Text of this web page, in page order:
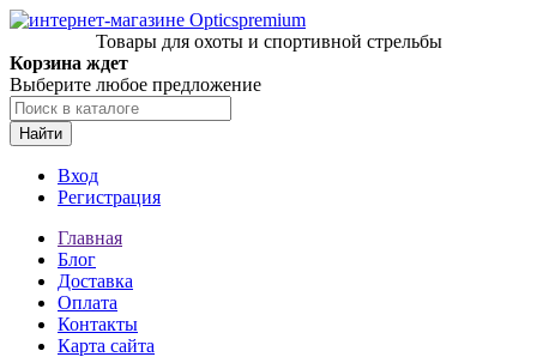
Товары для охоты и спортивной стрельбы
Корзина ждет
Выберите любое предложение
Найти
Вход
Регистрация
Главная
Блог
Доставка
Оплата
Контакты
Карта сайта